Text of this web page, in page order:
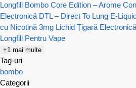
Longfill Bombo Core Edition – Arome
Electronică DTL – Direct To Lung E-
cu Nicotină 3mg Lichid Țigară
Longfill Pentru Vape
+1 mai multe
Tag-uri
bombo
Categorii